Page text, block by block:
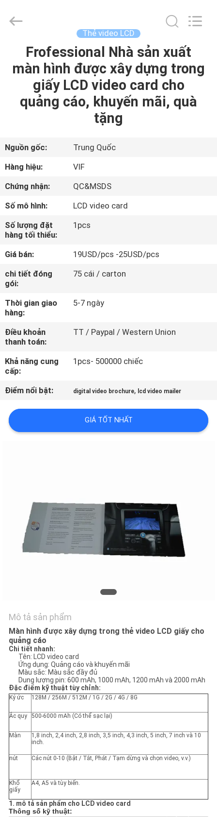
NHÀ
SẢN
VỀ
CHÚNG
TÔI
THAM
QUAN
NHÀ
MÁY
KIỂM
SOÁT
CHẤT
LƯỢNG
LIÊN
HỆ
CHÚNG
TÔI
PRIVACY
POLICY
Videoinfolder
Technology
Thẻ video LCD
Frofessional Nhà sản xuất
màn hình được xây dựng trong
giấy LCD video card cho
quảng cáo, khuyến mãi, quà
tặng
Nguồn gốc:
Trung Quốc
Hàng hiệu:
VIF
Chứng nhận:
QC&MSDS
Số mô hình:
LCD video card
Số lượng đặt
hàng tối thiểu:
1pcs
Giá bán:
19USD/pcs -25USD/pcs
chi tiết đóng
gói:
75 cái / carton
Thời gian giao
hàng:
5-7 ngày
Điều khoản
thanh toán:
TT / Paypal / Western Union
Khả năng cung
cấp:
1pcs- 500000 chiếc
Điểm nổi bật: digital video brochure, lcd video mailer
GIÁ TỐT NHẤT
Mô tả sản phẩm
Màn hình được xây dựng trong thẻ video LCD giấy cho
quảng cáo
Chi tiết nhanh:
Tên: LCD video card
Ứng dụng: Quảng cáo và khuyến mãi
Màu sắc: Màu sắc đầy đủ
Dung lượng pin: 600 mAh, 1000 mAh, 1200 mAh và 2000 mAh
Đặc điểm kỹ thuật tùy chỉnh:
Ký ức 128M / 256M / 512M / 1G / 2G / 4G / 8G
Ắc quy 500-6000 mAh (Có thể sạc lại)
Màn
1,8 inch, 2,4 inch, 2,8 inch, 3,5 inch, 4,3 inch, 5 inch, 7 inch và 10
inch.
nút Các nút 0-10 (Bật / Tắt, Phát / Tạm dừng và chọn video, v.v.)
Khổ
giấy
A4, A5 và tùy biến.
1. mô tả sản phẩm cho LCD video card
Thông số kỹ thuật: